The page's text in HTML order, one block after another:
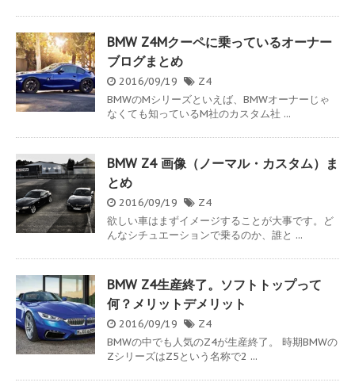
BMW Z4Mクーペに乗っているオーナー
ブログまとめ
2016/09/19
Z4
BMWのMシリーズといえば、BMWオーナーじゃ
なくても知っているM社のカスタム社 ...
BMW Z4 画像（ノーマル・カスタム）ま
とめ
2016/09/19
Z4
欲しい車はまずイメージすることが大事です。ど
んなシチュエーションで乗るのか、誰と ...
BMW Z4生産終了。ソフトトップって
何？メリットデメリット
2016/09/19
Z4
BMWの中でも人気のZ4が生産終了。 時期BMWの
ZシリーズはZ5という名称で2 ...